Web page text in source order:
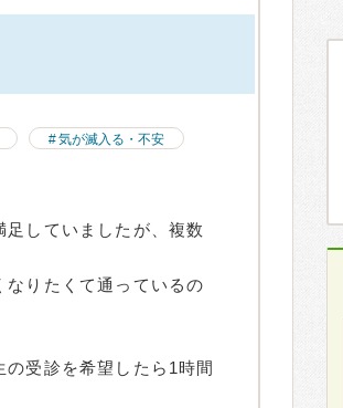
気が滅入る・不安
していましたが、複数
りたくて通っているの
受診を希望したら1時間